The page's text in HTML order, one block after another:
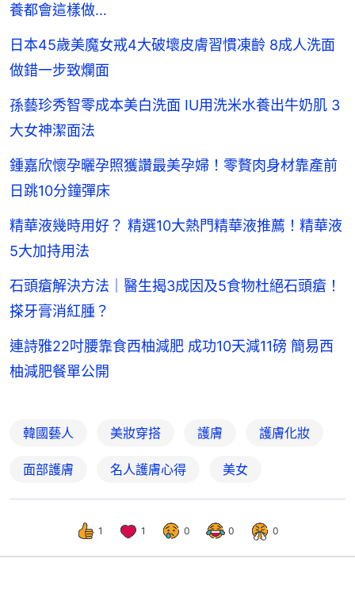
養都會這樣做…
日本45歲美魔女戒4大破壞皮膚習慣凍齡 8成人洗面
做錯一步致爛面
孫藝珍秀智零成本美白洗面 IU用洗米水養出牛奶肌 3
大女神潔面法
鍾嘉欣懷孕曬孕照獲讚最美孕婦！零贅肉身材靠產前
日跳10分鐘彈床
精華液幾時用好？ 精選10大熱門精華液推薦！精華液
5大加持用法
石頭瘡解決方法｜醫生揭3成因及5食物杜絕石頭瘡！
搽牙膏消紅腫？
連詩雅22吋腰靠食西柚減肥 成功10天減11磅 簡易西
柚減肥餐單公開
韓國藝人 美妝穿搭 護膚 護膚化妝
面部護膚 名人護膚心得 美女
1 1 0 0 0